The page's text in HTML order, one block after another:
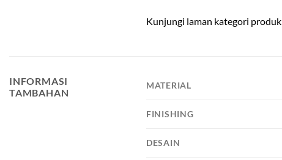
Kunjungi laman kategori produk
INFORMASI
TAMBAHAN
MATERIAL
FINISHING
DESAIN